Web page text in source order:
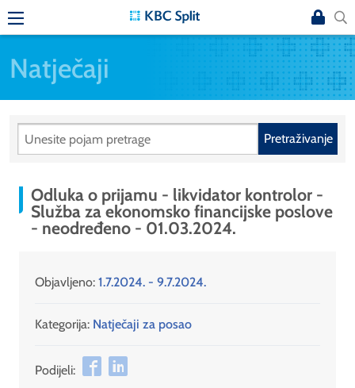
Natječaji
Pretraživanje
Odluka o prijamu - likvidator kontrolor -
Služba za ekonomsko financijske poslove
- neodređeno - 01.03.2024.
Objavljeno: 1.7.2024. - 9.7.2024.
Kategorija: Natječaji za posao
Podijeli: